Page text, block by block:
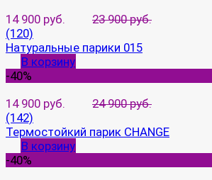
14 900 руб.
23 900 руб.
(120)
Натуральные парики 015
В корзину
-40%
14 900 руб.
24 900 руб.
(142)
Термостойкий парик CHANGE
В корзину
-40%